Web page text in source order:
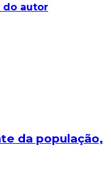
do autor
da população,